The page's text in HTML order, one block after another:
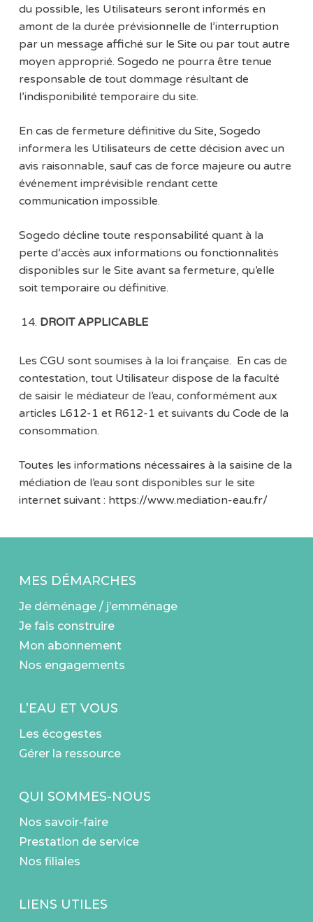
du possible, les Utilisateurs seront informés en
amont de la durée prévisionnelle de l’interruption
par un message affiché sur le Site ou par tout autre
moyen approprié. Sogedo ne pourra être tenue
responsable de tout dommage résultant de
l’indisponibilité temporaire du site.
En cas de fermeture définitive du Site, Sogedo
informera les Utilisateurs de cette décision avec un
avis raisonnable, sauf cas de force majeure ou autre
événement imprévisible rendant cette
communication impossible.
Sogedo décline toute responsabilité quant à la
perte d’accès aux informations ou fonctionnalités
disponibles sur le Site avant sa fermeture, qu’elle
soit temporaire ou définitive.
DROIT APPLICABLE
Les CGU sont soumises à la loi française. En cas de
contestation, tout Utilisateur dispose de la faculté
de saisir le médiateur de l’eau, conformément aux
articles L612-1 et R612-1 et suivants du Code de la
consommation.
Toutes les informations nécessaires à la saisine de la
médiation de l’eau sont disponibles sur le site
internet suivant : https://www.mediation-eau.fr/
MES DÉMARCHES
Je déménage / j’emménage
Je fais construire
Mon abonnement
Nos engagements
L’EAU ET VOUS
Les écogestes
Gérer la ressource
QUI SOMMES-NOUS
Nos savoir-faire
Prestation de service
Nos filiales
LIENS UTILES